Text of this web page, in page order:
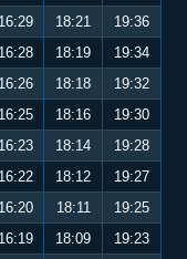
16:29 18:21
19:36
16:28 18:19
19:34
16:26 18:18
19:32
16:25 18:16
19:30
16:23 18:14
19:28
16:22 18:12
19:27
16:20 18:11
19:25
16:19 18:09
19:23